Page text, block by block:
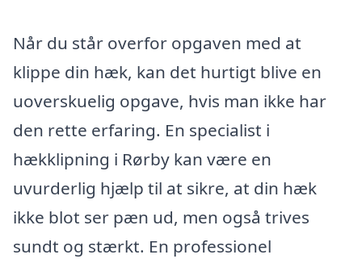
Når du står overfor opgaven med at
klippe din hæk, kan det hurtigt blive en
uoverskuelig opgave, hvis man ikke har
den rette erfaring. En specialist i
hækklipning i Rørby kan være en
uvurderlig hjælp til at sikre, at din hæk
ikke blot ser pæn ud, men også trives
sundt og stærkt. En professionel